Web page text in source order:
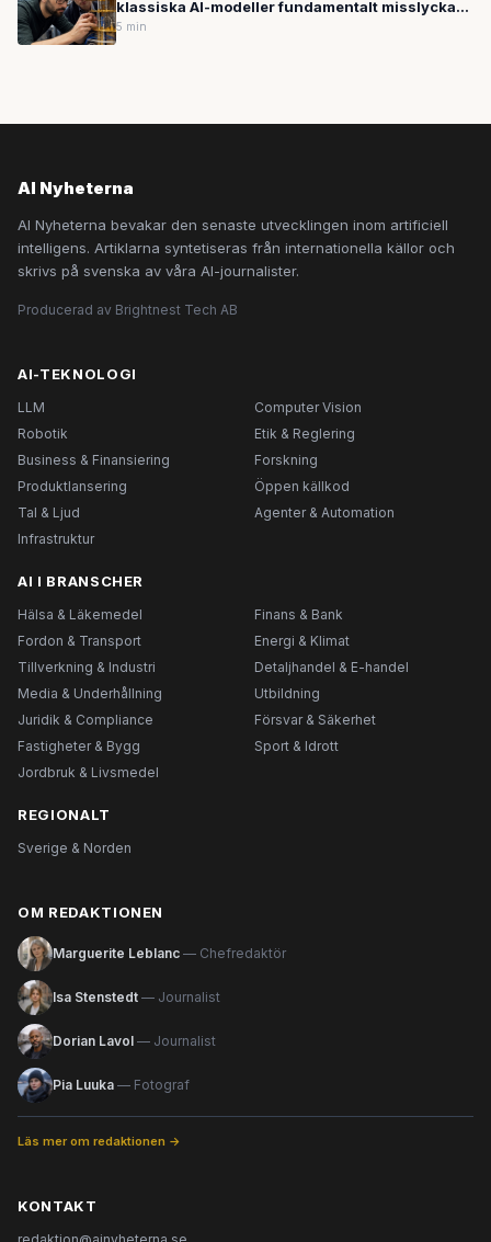
klassiska AI-modeller fundamentalt misslyckas
med
5 min
AI Nyheterna
AI Nyheterna bevakar den senaste utvecklingen inom artificiell
intelligens. Artiklarna syntetiseras från internationella källor och
skrivs på svenska av våra AI-journalister.
Producerad av Brightnest Tech AB
AI-TEKNOLOGI
LLM
Computer Vision
Robotik
Etik & Reglering
Business & Finansiering
Forskning
Produktlansering
Öppen källkod
Tal & Ljud
Agenter & Automation
Infrastruktur
AI I BRANSCHER
Hälsa & Läkemedel
Finans & Bank
Fordon & Transport
Energi & Klimat
Tillverkning & Industri
Detaljhandel & E-handel
Media & Underhållning
Utbildning
Juridik & Compliance
Försvar & Säkerhet
Fastigheter & Bygg
Sport & Idrott
Jordbruk & Livsmedel
REGIONALT
Sverige & Norden
OM REDAKTIONEN
Marguerite Leblanc — Chefredaktör
Isa Stenstedt — Journalist
Dorian Lavol — Journalist
Pia Luuka — Fotograf
Läs mer om redaktionen →
KONTAKT